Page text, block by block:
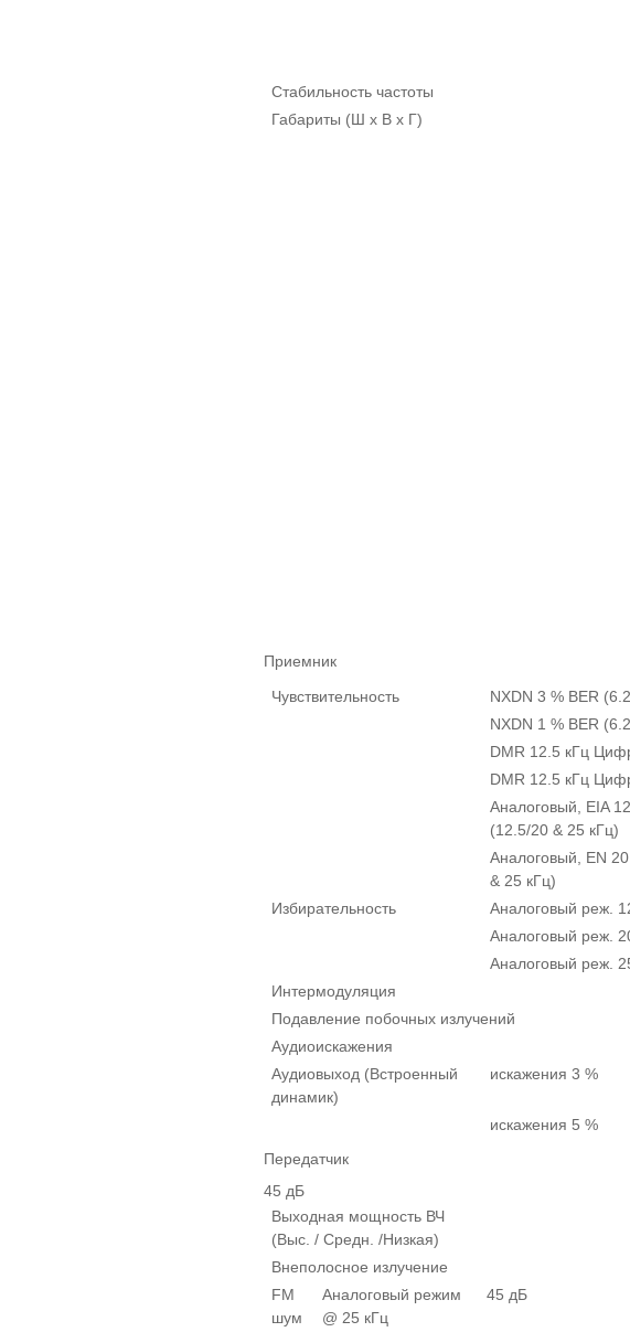
Стабильность частоты
Габариты (Ш x В x Г)
Приемник
Чувствительность
NXDN 3 % BER
NXDN 1 % BER
DMR 12.5 кГц
DMR 12.5 кГц
Аналоговый, EIA
(12.5/20 & 25 кГц)
Аналоговый, EN
& 25 кГц)
Избирательность
Аналоговый реж.
Аналоговый реж.
Аналоговый реж.
Интермодуляция
Подавление побочных излучений
Аудиоискажения
Аудиовыход (Встроенный
динамик)
искажения 3 %
искажения 5 %
Передатчик
45 дБ
Выходная мощность ВЧ
(Выс. / Средн. /Низкая)
Внеполосное излучение
FM
шум
Аналоговый режим
@ 25 кГц
45 дБ